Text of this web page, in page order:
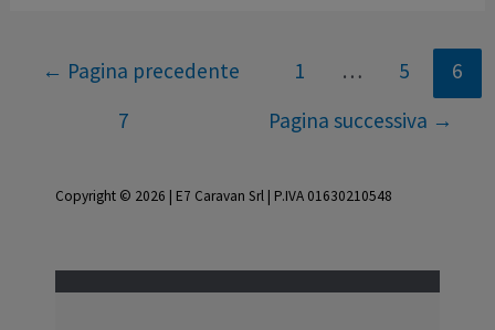
Paginazione
← Pagina precedente 1 … 5
6
7
Pagina successiva →
Copyright © 2026 | E7 Caravan Srl | P.IVA 01630210548